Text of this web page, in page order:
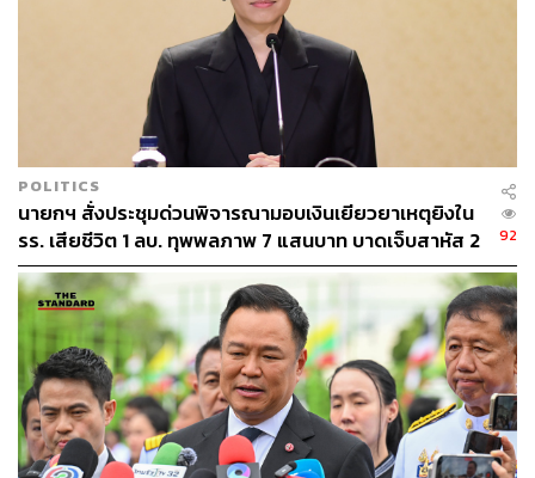
POLITICS
นายกฯ สั่งประชุมด่วนพิจารณามอบเงินเยียวยาเหตุยิงใน
รร. เสียชีวิต 1 ลบ. ทุพพลภาพ 7 แสนบาท บาดเจ็บสาหัส 2
แสนบาท บาดเจ็บเล็กน้อย 1 แสนบาท
92